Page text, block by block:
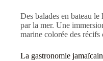
Des balades en bateau
par la mer. Une
marine colorée des récifs
La gastronomie